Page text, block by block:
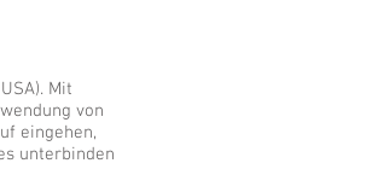
Mit
von
eingehen,
unterbinden